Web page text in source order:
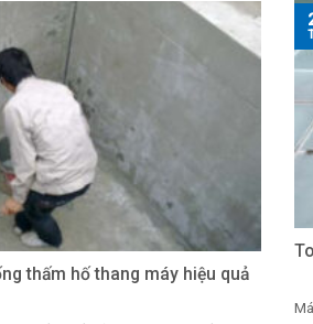
thấm hố thang máy hiệu quả